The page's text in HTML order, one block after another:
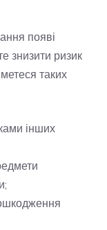
появі
знизити ризик
таких
інших